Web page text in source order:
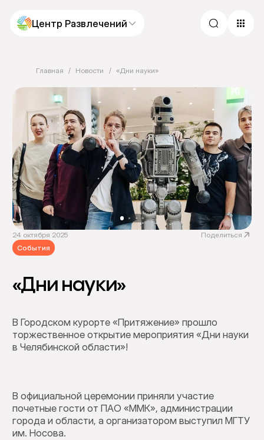
Центр Развлечений
Главная Новости «Дни науки»
24 октября 2025
Поделиться
События
«Дни науки»
В Городском курорте «Притяжение» прошло
торжественное открытие мероприятия «Дни науки
в Челябинской области»!
В официальной церемонии приняли участие
почетные гости от ПАО «ММК», администрации
города и области, а организатором выступил МГТУ
им. Носова.